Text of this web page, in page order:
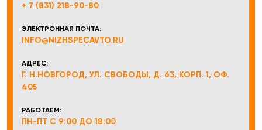
+ 7 (831) 218-90-80
ЭЛЕКТРОННАЯ ПОЧТА:
INFO@NIZHSPECAVTO.RU
АДРЕС:
Г. Н.НОВГОРОД, УЛ. СВОБОДЫ, Д. 63, КОРП. 1, ОФ.
405
РАБОТАЕМ:
ПН-ПТ С 9:00 ДО 18:00